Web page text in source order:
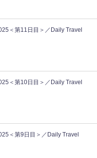
＜第11日目＞／Daily Travel
＜第10日目＞／Daily Travel
＜第9日目＞／Daily Travel